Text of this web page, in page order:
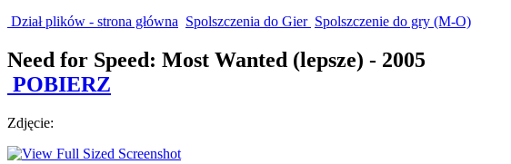
Dział plików - strona główna Spolszczenia do Gier Spolszczenie do gry (M-O)
Need for Speed: Most Wanted (lepsze) - 2005
POBIERZ
Zdjęcie: